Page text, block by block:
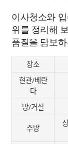
이사청소와
위를 정리해
품질을 담보
장소
현관/베란
다
방/거실
주방